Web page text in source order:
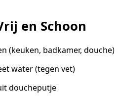
en Schoon
(keuken, badkamer, douche)
water (tegen vet)
doucheputje